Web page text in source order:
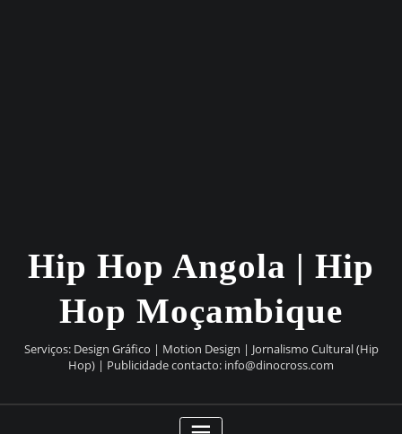
Hip Hop Angola | Hip
Hop Moçambique
Serviços: Design Gráfico | Motion Design | Jornalismo Cultural (Hip
Hop) | Publicidade contacto: info@dinocross.com